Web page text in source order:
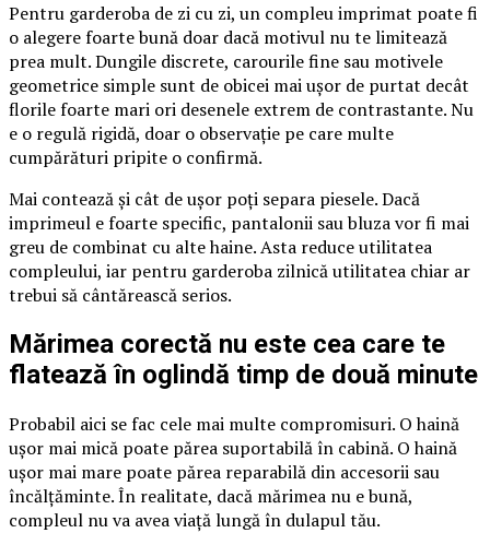
Pentru garderoba de zi cu zi, un compleu imprimat poate fi
o alegere foarte bună doar dacă motivul nu te limitează
prea mult. Dungile discrete, carourile fine sau motivele
geometrice simple sunt de obicei mai ușor de purtat decât
florile foarte mari ori desenele extrem de contrastante. Nu
e o regulă rigidă, doar o observație pe care multe
cumpărături pripite o confirmă.
Mai contează și cât de ușor poți separa piesele. Dacă
imprimeul e foarte specific, pantalonii sau bluza vor fi mai
greu de combinat cu alte haine. Asta reduce utilitatea
compleului, iar pentru garderoba zilnică utilitatea chiar ar
trebui să cântărească serios.
Mărimea corectă nu este cea care te
flatează în oglindă timp de două minute
Probabil aici se fac cele mai multe compromisuri. O haină
ușor mai mică poate părea suportabilă în cabină. O haină
ușor mai mare poate părea reparabilă din accesorii sau
încălțăminte. În realitate, dacă mărimea nu e bună,
compleul nu va avea viață lungă în dulapul tău.